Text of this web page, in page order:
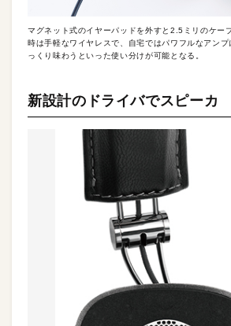
マグネット式のイヤーパッドを外すと2.5ミリのケー
時は手軽なワイヤレスで、自宅ではパワフルなアンプ
っくり味わうといった使い分けが可能となる。
新設計のドライバでスピーカ